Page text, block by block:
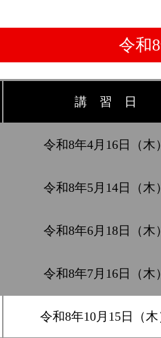
令和
講 習 日
令和8年4月16日（木
令和8年5月14日（木
令和8年6月18日（木
令和8年7月16日（木
令和8年10月15日（木